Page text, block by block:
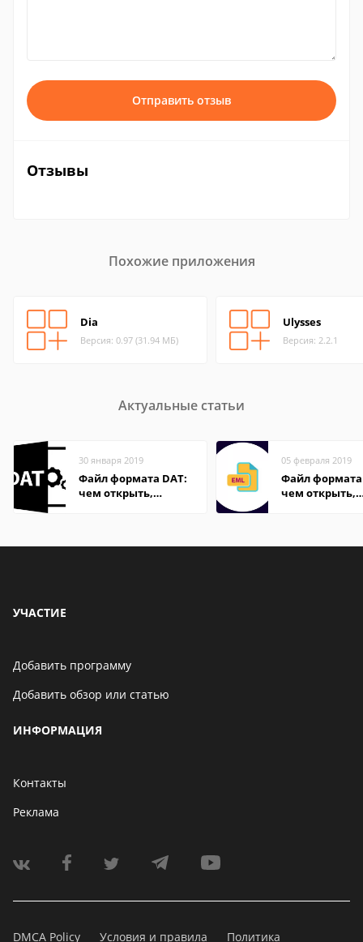
Отправить отзыв
Отзывы
Похожие приложения
Dia
Версия: 0.97 (31.94 МБ)
Ulysses
Версия: 2.2.1
Актуальные статьи
30 января 2019
Файл формата DAT:
чем открыть,
05 февраля 2019
Файл формата
чем открыть,
УЧАСТИЕ
Добавить программу
Добавить обзор или статью
ИНФОРМАЦИЯ
Контакты
Реклама
DMCA Policy Условия и правила Политика